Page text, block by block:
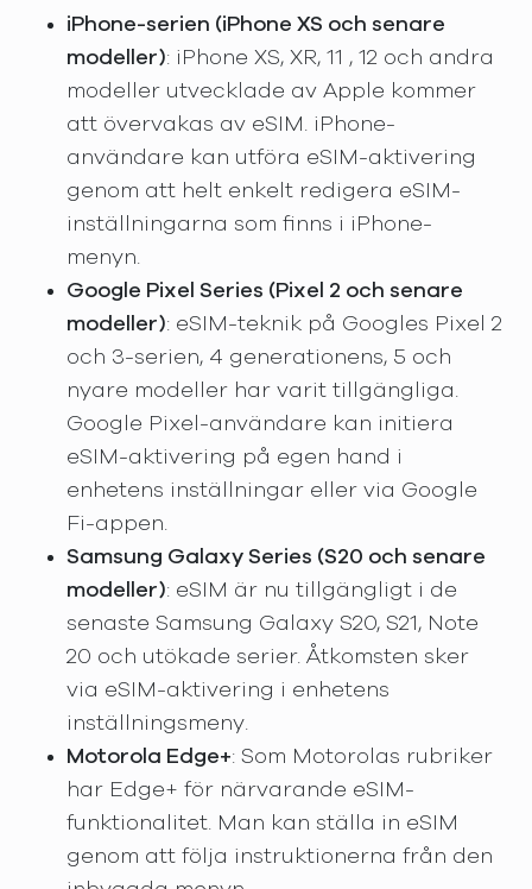
iPhone-serien (iPhone XS och senare
modeller): iPhone XS, XR, 11 , 12 och andra
modeller utvecklade av Apple kommer
att övervakas av eSIM. iPhone-
användare kan utföra eSIM-aktivering
genom att helt enkelt redigera eSIM-
inställningarna som finns i iPhone-
menyn.
Google Pixel Series (Pixel 2 och senare
modeller): eSIM-teknik på Googles Pixel 2
och 3-serien, 4 generationens, 5 och
nyare modeller har varit tillgängliga.
Google Pixel-användare kan initiera
eSIM-aktivering på egen hand i
enhetens inställningar eller via Google
Fi-appen.
Samsung Galaxy Series (S20 och senare
modeller): eSIM är nu tillgängligt i de
senaste Samsung Galaxy S20, S21, Note
20 och utökade serier. Åtkomsten sker
via eSIM-aktivering i enhetens
inställningsmeny.
Motorola Edge+: Som Motorolas rubriker
har Edge+ för närvarande eSIM-
funktionalitet. Man kan ställa in eSIM
genom att följa instruktionerna från den